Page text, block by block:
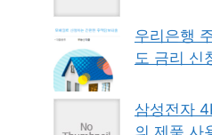
우리은행
도 금리 신
삼성전자